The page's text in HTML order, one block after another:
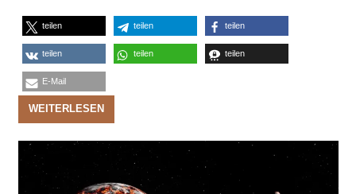
teilen teilen teilen
teilen teilen teilen
E-Mail
WEITERLESEN